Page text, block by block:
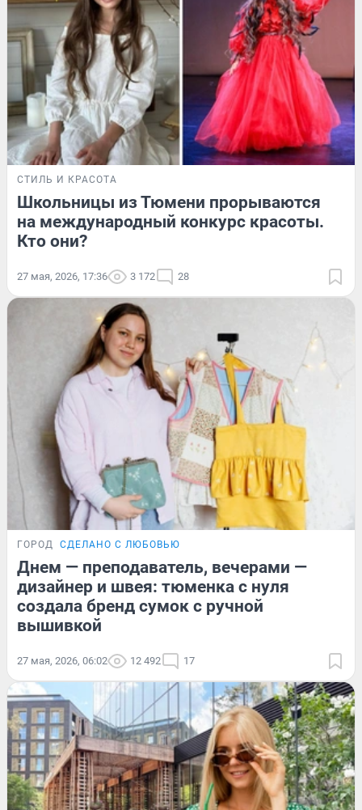
СТИЛЬ И КРАСОТА
Школьницы из Тюмени прорываются
на международный конкурс красоты.
Кто они?
27 мая, 2026, 17:36 3 172 28
ГОРОД СДЕЛАНО С ЛЮБОВЬЮ
Днем — преподаватель, вечерами —
дизайнер и швея: тюменка с нуля
создала бренд сумок с ручной
вышивкой
27 мая, 2026, 06:02 12 492 17